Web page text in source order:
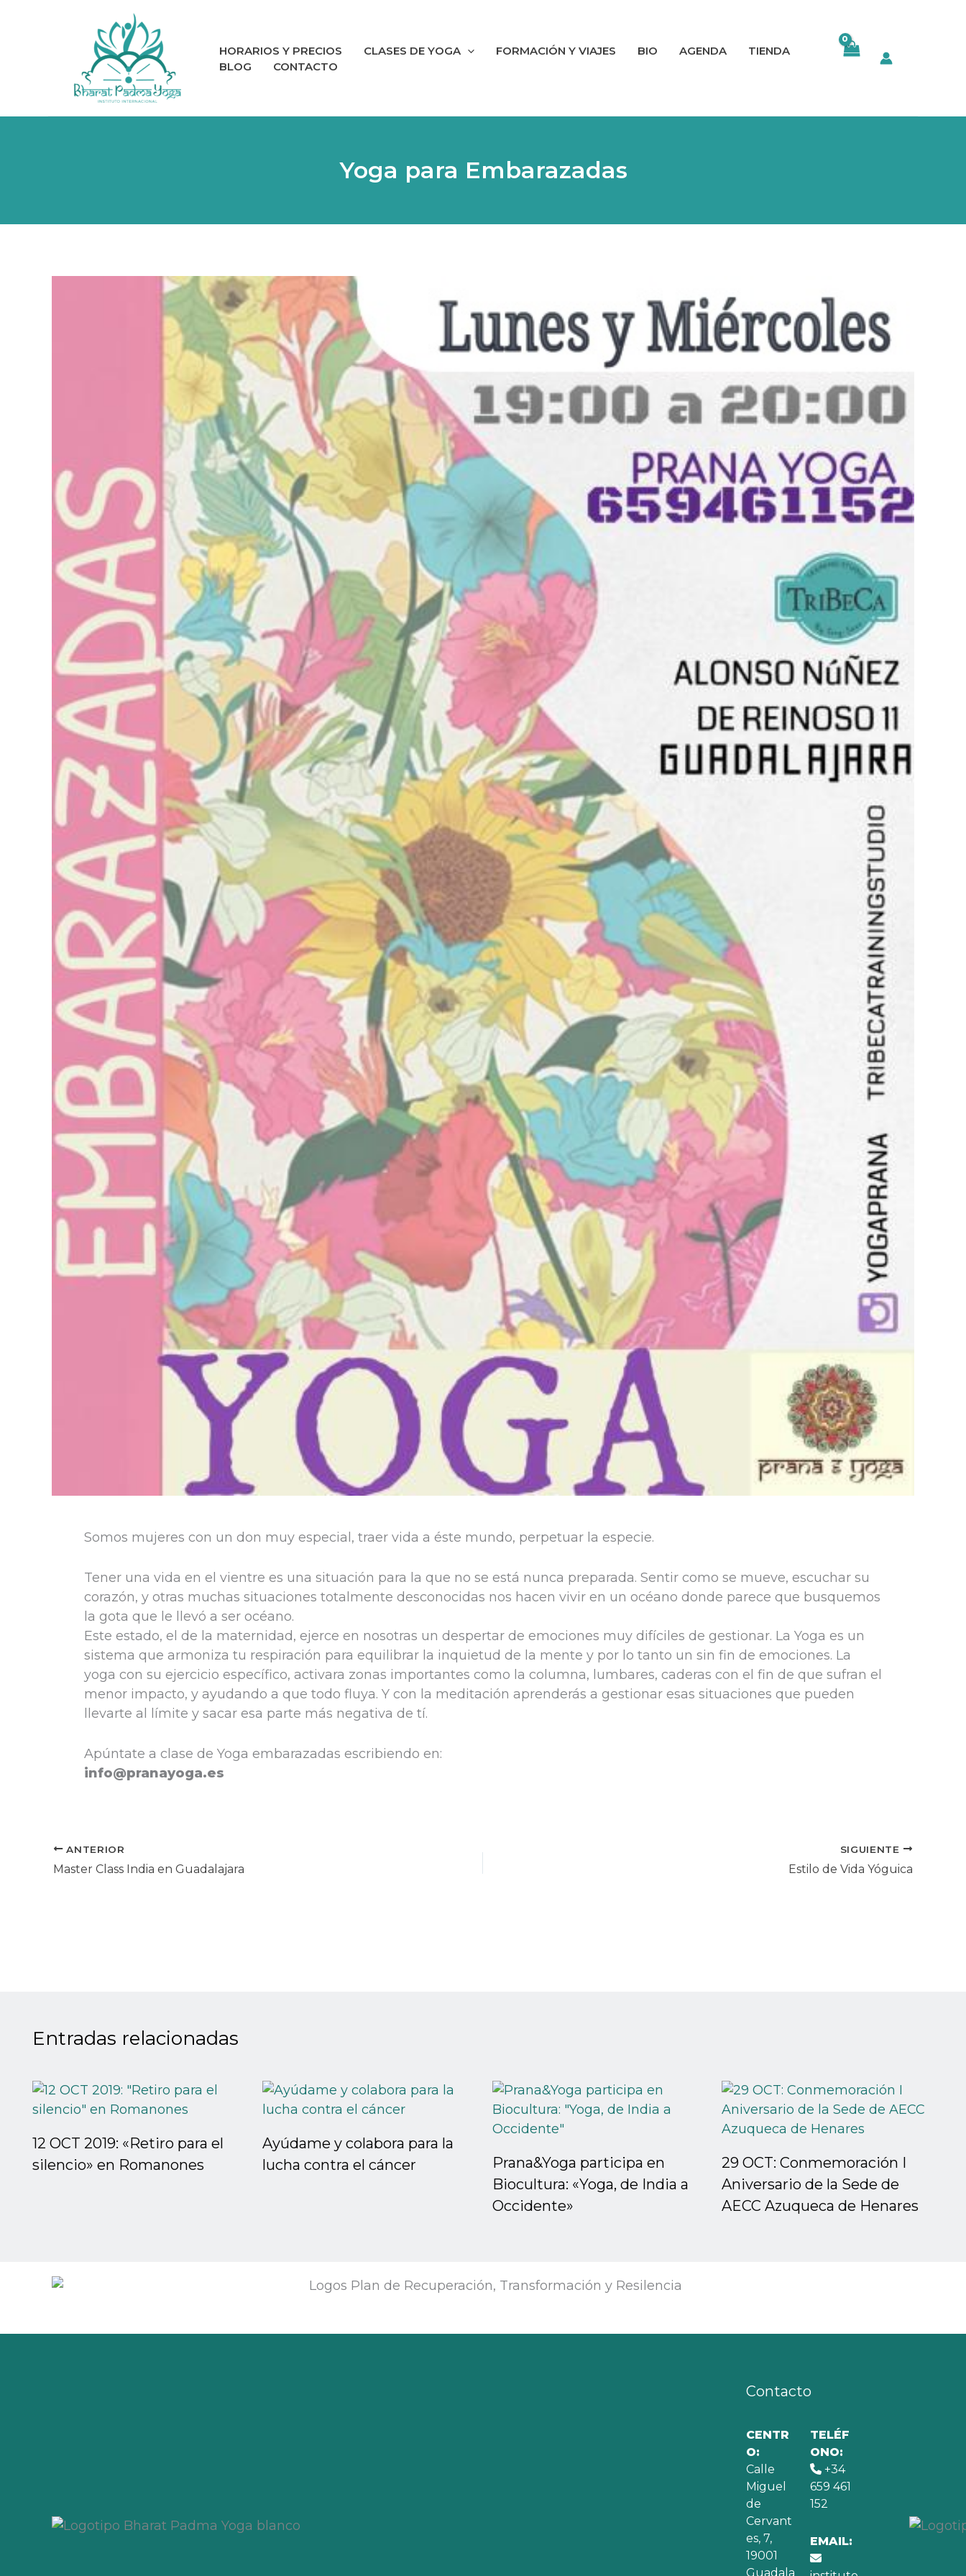
HORARIOS Y PRECIOS CLASES DE YOGA FORMACIÓN Y VIAJES BIO AGENDA
TIENDA
BLOG
CONTACTO
Yoga para Embarazadas
Somos mujeres con un don muy especial, traer vida a éste mundo, perpetuar la especie.
Tener una vida en el vientre es una situación para la que no se está nunca preparada. Sentir como se mueve, escuchar su
corazón, y otras muchas situaciones totalmente desconocidas nos hacen vivir en un océano donde parece que busquemos
la gota que le llevó a ser océano.
Este estado, el de la maternidad, ejerce en nosotras un despertar de emociones muy difíciles de gestionar. La Yoga es un
sistema que armoniza tu respiración para equilibrar la inquietud de la mente y por lo tanto un sin fin de emociones. La
yoga con su ejercicio específico, activara zonas importantes como la columna, lumbares, caderas con el fin de que sufran el
menor impacto, y ayudando a que todo fluya. Y con la meditación aprenderás a gestionar esas situaciones que pueden
llevarte al límite y sacar esa parte más negativa de tí.
Apúntate a clase de Yoga embarazadas escribiendo en:
info@pranayoga.es
ANTERIOR
Master Class India en Guadalajara
SIGUIENTE
Estilo de Vida Yóguica
Entradas relacionadas
12 OCT 2019: «Retiro para el
silencio» en Romanones
Ayúdame y colabora para la
lucha contra el cáncer
Prana&Yoga participa en
Biocultura: «Yoga, de India a
Occidente»
29 OCT: Conmemoración I
Aniversario de la Sede de
AECC Azuqueca de Henares
Contacto
CENTR
O:
Calle
Miguel
de
Cervant
es, 7,
19001
Guadala
TELÉF
ONO:
+34
659 461
152
EMAIL: